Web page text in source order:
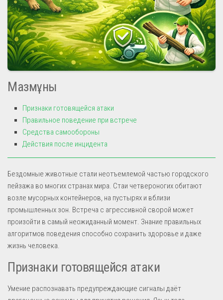
Мазмұны
Признаки готовящейся атаки
Правильное поведение при встрече
Средства самообороны
Действия после инцидента
Бездомные животные стали неотъемлемой частью городского
пейзажа во многих странах мира. Стаи четвероногих обитают
возле мусорных контейнеров, на пустырях и вблизи
промышленных зон. Встреча с агрессивной сворой может
произойти в самый неожиданный момент. Знание правильных
алгоритмов поведения способно сохранить здоровье и даже
жизнь человека.
Признаки готовящейся атаки
Умение распознавать предупреждающие сигналы даёт